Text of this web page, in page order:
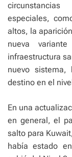
circunstancias
especiales,
altos, la
nueva
infraestructura
nuevo
destino en el
En una
en general, el
salto para
había estado